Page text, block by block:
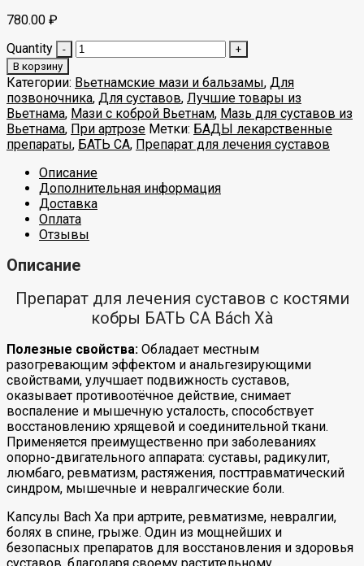
780.00 ₽
Quantity
В корзину
Категории: Вьетнамские мази и бальзамы, Для
позвоночника, Для суставов, Лучшие товары из
Вьетнама, Мази с коброй Вьетнам, Мазь для суставов из
Вьетнама, При артрозе Метки: БАДЫ лекарственные
препараты, БАТЬ СА, Препарат для лечения суставов
Описание
Дополнительная информация
Доставка
Оплата
Отзывы
Описание
Препарат для лечения суставов с костями
кобры БАТЬ СА Bách Xà
Полезные свойства: Обладает местным
разогревающим эффектом и анальгезирующими
свойствами, улучшает подвижность суставов,
оказывает противоотёчное действие, снимает
воспаление и мышечную усталость, способствует
восстановлению хрящевой и соединительной ткани.
Применяется преимущественно при заболеваниях
опорно-двигательного аппарата: суставы, радикулит,
люмбаго, ревматизм, растяжения, посттравматический
синдром, мышечные и невралгические боли.
Капсулы Bach Xa при артрите, ревматизме, невралгии,
болях в спине, грыже. Один из мощнейших и
безопасных препаратов для восстановления и здоровья
суставов, благодаря своему растительному